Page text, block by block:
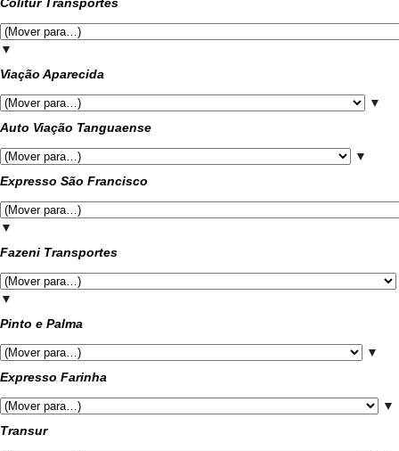
Colitur Transportes
▼
Viação Aparecida
▼
Auto Viação Tanguaense
▼
Expresso São Francisco
▼
Fazeni Transportes
▼
Pinto e Palma
▼
Expresso Farinha
▼
Transur